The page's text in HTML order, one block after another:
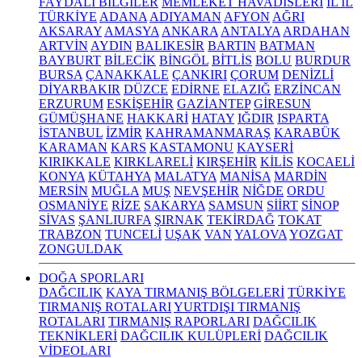
TÜRKİYE ADANA ADIYAMAN AFYON AĞRI
AKSARAY AMASYA ANKARA ANTALYA ARDAHAN
ARTVİN AYDIN BALIKESİR BARTIN BATMAN
BAYBURT BİLECİK BİNGÖL BİTLİS BOLU BURDUR
BURSA ÇANAKKALE ÇANKIRI ÇORUM DENİZLİ
DİYARBAKIR DÜZCE EDİRNE ELAZIĞ ERZİNCAN
ERZURUM ESKİŞEHİR GAZİANTEP GİRESUN
GÜMÜŞHANE HAKKARİ HATAY IĞDIR ISPARTA
İSTANBUL İZMİR KAHRAMANMARAŞ KARABÜK
KARAMAN KARS KASTAMONU KAYSERİ
KIRIKKALE KIRKLARELİ KIRŞEHİR KİLİS KOCAELİ
KONYA KÜTAHYA MALATYA MANİSA MARDİN
MERSİN MUĞLA MUŞ NEVŞEHİR NİĞDE ORDU
OSMANİYE RİZE SAKARYA SAMSUN SİİRT SİNOP
SİVAS ŞANLIURFA ŞIRNAK TEKİRDAĞ TOKAT
TRABZON TUNCELİ UŞAK VAN YALOVA YOZGAT
ZONGULDAK
DOĞA SPORLARI
DAĞCILIK KAYA TIRMANIŞ BÖLGELERİ TÜRKİYE
TIRMANIŞ ROTALARIYURTDIŞI TIRMANIŞ
ROTALARI TIRMANIŞ RAPORLARI DAĞCILIK
TEKNİKLERİ DAĞCILIK KULÜPLERİ DAĞCILIK
VİDEOLARI